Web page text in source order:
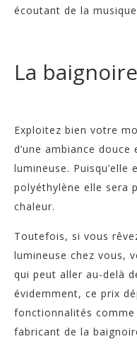
écoutant de la
La
Exploitez bien votre
d’une ambiance
lumineuse.
polyéthylène elle sera
chaleur.
Toutefois, si vous
lumineuse chez vous,
qui peut aller au-delà
évidemment, ce prix
fonctionnalités
fabricant de la